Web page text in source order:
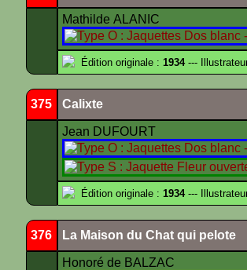
Mathilde ALANIC
Édition originale : 1934---
375 Calixte
Jean DUFOURT
Édition originale : 1934---
376 La Maison du Chat qui pelote
Honoré de BALZAC